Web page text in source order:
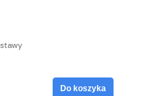
Do koszyka